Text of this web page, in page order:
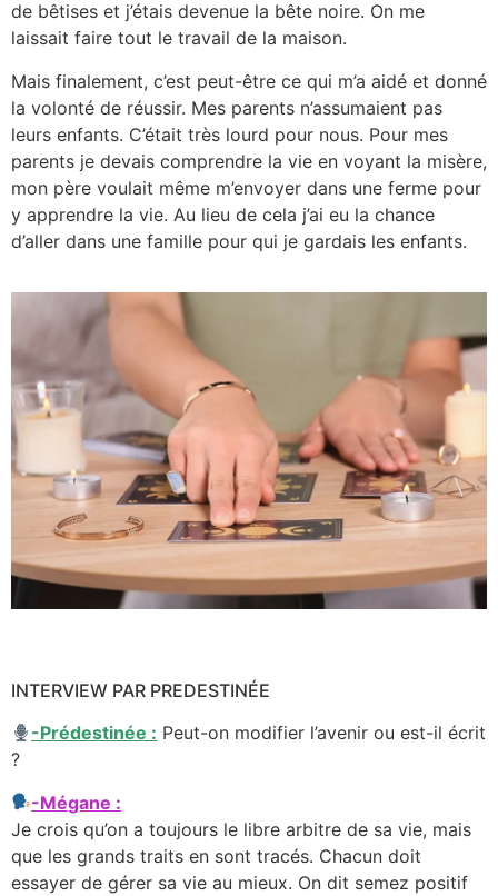
de bêtises et j’étais devenue la bête noire. On me
laissait faire tout le travail de la maison.
Mais finalement, c’est peut-être ce qui m’a aidé et donné
la volonté de réussir. Mes parents n’assumaient pas
leurs enfants. C’était très lourd pour nous. Pour mes
parents je devais comprendre la vie en voyant la misère,
mon père voulait même m’envoyer dans une ferme pour
y apprendre la vie. Au lieu de cela j’ai eu la chance
d’aller dans une famille pour qui je gardais les enfants.
INTERVIEW PAR PREDESTINÉE
-Prédestinée : Peut-on modifier l’avenir ou est-il écrit
?
-Mégane :
Je crois qu’on a toujours le libre arbitre de sa vie, mais
que les grands traits en sont tracés. Chacun doit
essayer de gérer sa vie au mieux. On dit semez positif